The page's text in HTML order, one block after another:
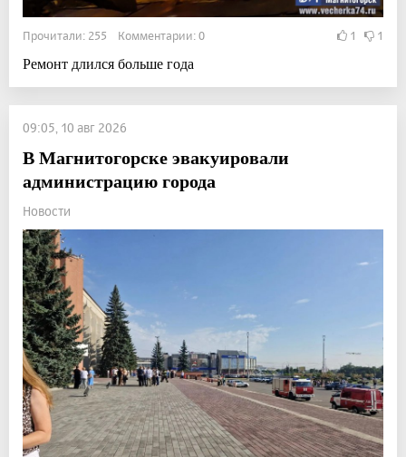
Прочитали: 255 Комментарии: 0 1 1
Ремонт длился больше года
09:05, 10 авг 2026
В Магнитогорске эвакуировали
администрацию города
Новости